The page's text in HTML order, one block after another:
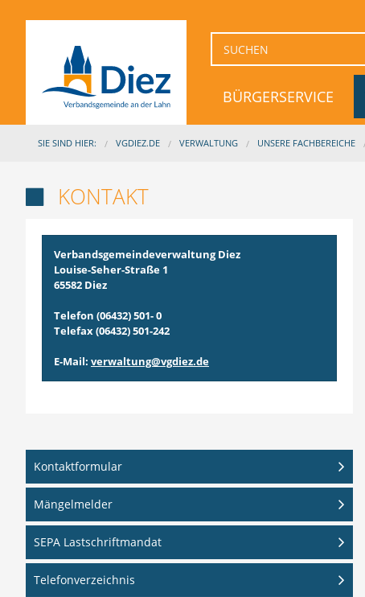
BÜRGERSERVICE
SIE SIND HIER: VGDIEZ.DE VERWALTUNG UNSERE FACHBEREICHE
KONTAKT
Verbandsgemeindeverwaltung Diez
Louise-Seher-Straße 1
65582 Diez
Telefon (06432) 501- 0
Telefax (06432) 501-242
E-Mail: verwaltung@vgdiez.de
Kontaktformular
Mängelmelder
SEPA Lastschriftmandat
Telefonverzeichnis